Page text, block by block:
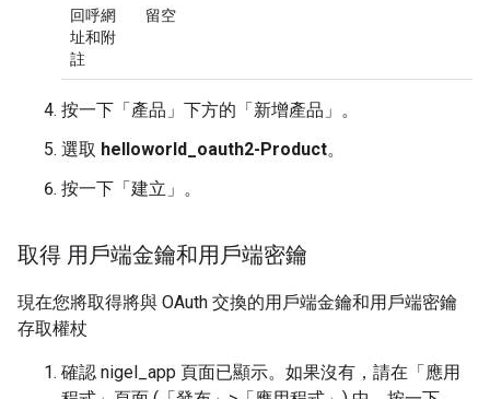
回呼網
址和附
註
留空
按一下「產品」下方的「新增產品」。
選取 helloworld_oauth2-Product。
按一下「建立」 。
取得 用戶端金鑰和用戶端密鑰
現在您將取得將與 OAuth 交換的用戶端金鑰和用戶端密鑰
存取權杖
確認 nigel_app 頁面已顯示。如果沒有，請在「應用